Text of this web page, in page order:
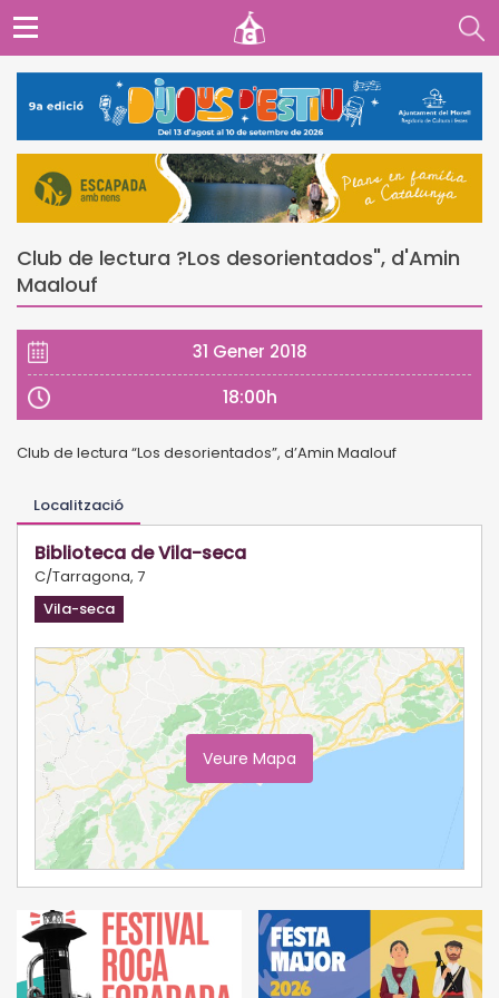
Club de lectura ?Los desorientados", d'Amin
Maalouf
31 Gener 2018
18:00h
Club de lectura “Los desorientados”, d’Amin Maalouf
Localització
Biblioteca de Vila-seca
C/Tarragona, 7
Vila-seca
Veure Mapa